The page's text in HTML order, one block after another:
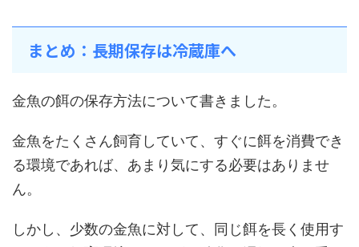
まとめ：長期保存は冷蔵庫へ
金魚の餌の保存方法について書きました。
金魚をたくさん飼育していて、すぐに餌を消費でき
る環境であれば、あまり気にする必要はありませ
ん。
しかし、少数の金魚に対して、同じ餌を長く使用す